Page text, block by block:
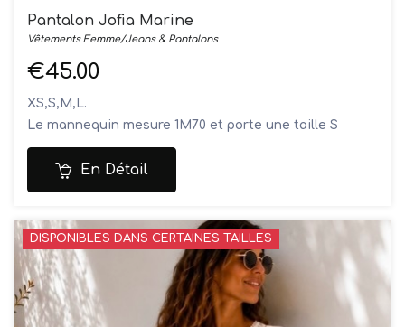
Pantalon Jofia Marine
Vêtements Femme/Jeans & Pantalons
€45.00
XS,S,M,L.
Le mannequin mesure 1M70 et porte une taille S
Composition: 100% viscose
Lavage à la main
En Détail
DISPONIBLES DANS CERTAINES TAILLES